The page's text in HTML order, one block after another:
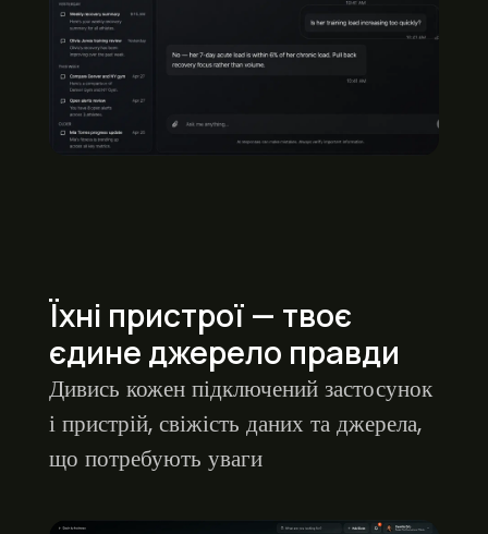
Їхні пристрої — твоє
єдине джерело правди
Дивись кожен підключений застосунок
і пристрій, свіжість даних та джерела,
що потребують уваги